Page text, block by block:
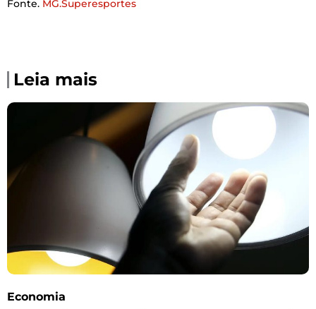
Fonte. MG.Superesportes
Leia mais
Economia